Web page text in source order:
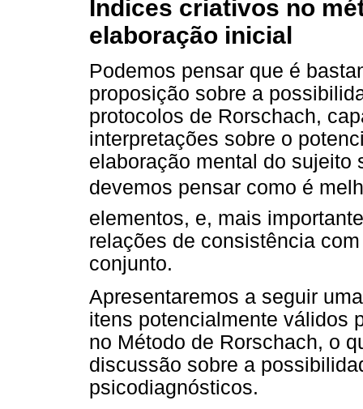
Índices criativos no
elaboração inicial
Podemos pensar que é
proposição sobre a
protocolos de Rorschach,
interpretações sobre o
elaboração mental do sujeito
devemos pensar como é
elementos, e, mais
relações de consistência
conjunto.
Apresentaremos a seguir
itens potencialmente válidos
no Método de Rorschach, o
discussão sobre a
psicodiagnósticos.